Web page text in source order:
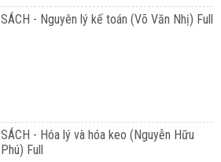
SÁCH - Nguyên lý kế toán (Võ Văn Nhị) Full
SÁCH - Hóa lý và hóa keo (Nguyễn Hữu
Phú) Full